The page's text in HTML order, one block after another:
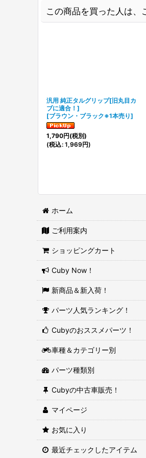
この商品を買った人は、
汎用 純正タルグリップ[旧丸目カ
ブに適合！]
[ブラウン・ブラック※1本売り]
1,790円(税別)
(税込: 1,969円)
ホーム
ご利用案内
ショッピングカート
Cuby Now！
新商品＆新入荷！
パーツ人気ランキング！
Cubyのおススメパーツ！
車種＆カテゴリー別
パーツ種類別
Cubyの中古車販売！
マイページ
お気に入り
最近チェックしたアイテム